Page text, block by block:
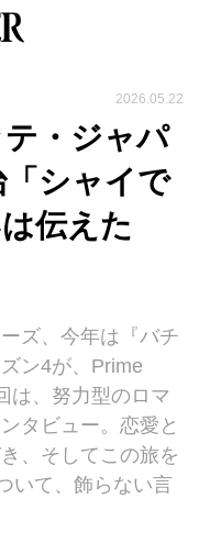
2026.05.22
テ・ジャパ
「シャイで
伝えた
ズ、今年は『バチ
ン4が、Prime
、努力型のロマ
タビュー。恋愛と
、そしてこの旅を
いて、飾らない言